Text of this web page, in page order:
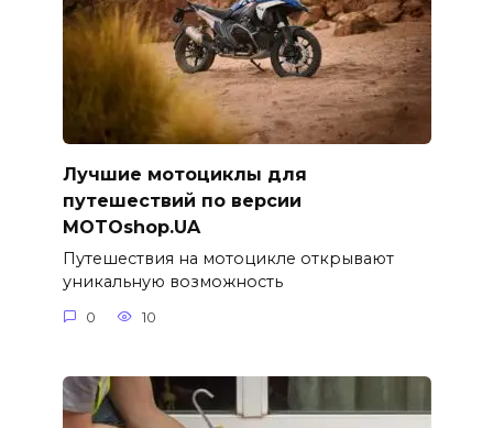
Лучшие мотоциклы для
путешествий по версии
MOTOshop.UA
Путешествия на мотоцикле открывают
уникальную возможность
0 10